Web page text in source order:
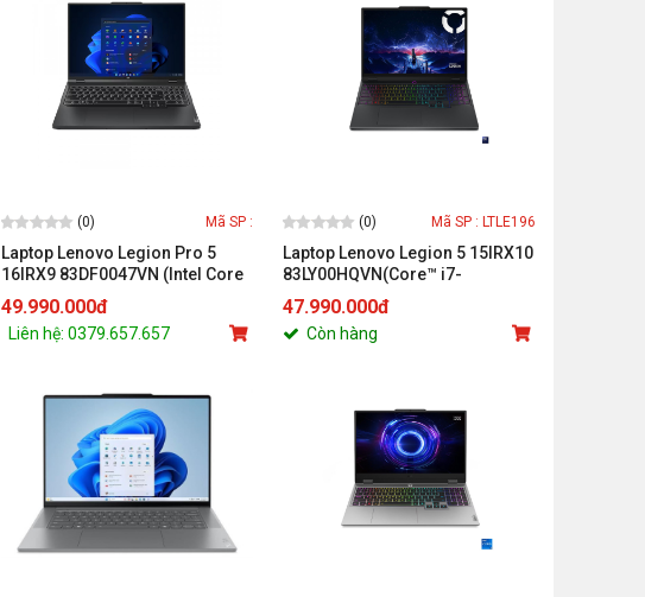
(0) Mã SP :
Laptop Lenovo Legion Pro 5
16IRX9 83DF0047VN (Intel Core
i9-14900HX/ 16inch WQXGA/
RTX 4060/ 32GB/ 1TB SSD/ Win
11/ Grey)
49.990.000đ
Liên hệ: 0379.657.657
(0) Mã SP : LTLE196
Laptop Lenovo Legion 5 15IRX10
83LY00HQVN(Core™ i7-
13650HX/ 16GB/ 512GB/ RTX™
5060/ 15.3inch WUXGA 165Hz/
Win 11/ Office/ Đen)
47.990.000đ
Còn hàng